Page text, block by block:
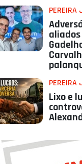
PEREIRA
PEREIRA
Lixo e